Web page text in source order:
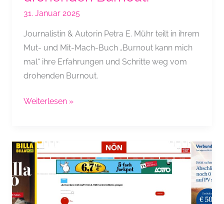
31. Januar 2025
Journalistin & Autorin Petra E. Mühr teilt in ihrem
Mut- und Mit-Mach-Buch „Burnout kann mich
mal“ ihre Erfahrungen und Schritte weg vom
drohenden Burnout.
Open
E.
Mühr über
ihre
weg
Weiterlesen »